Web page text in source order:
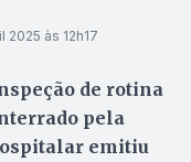
2025 às 12h17
de rotina
pela
emitiu